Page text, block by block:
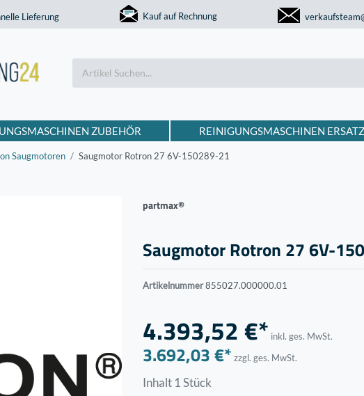
Lieferung Kauf auf Rechnung
ZUBEHÖR REINIGUNGSMASCHINEN
Saugmotoren Saugmotor Rotron 27 6V-150289-21
partmax®
Saugmotor Rotron 27 6V-
Artikelnummer855027.000000.01
4.393,52 €* inkl. ges. MwSt.
3.692,03 €* zzgl. ges. MwSt.
Inhalt 1Stück